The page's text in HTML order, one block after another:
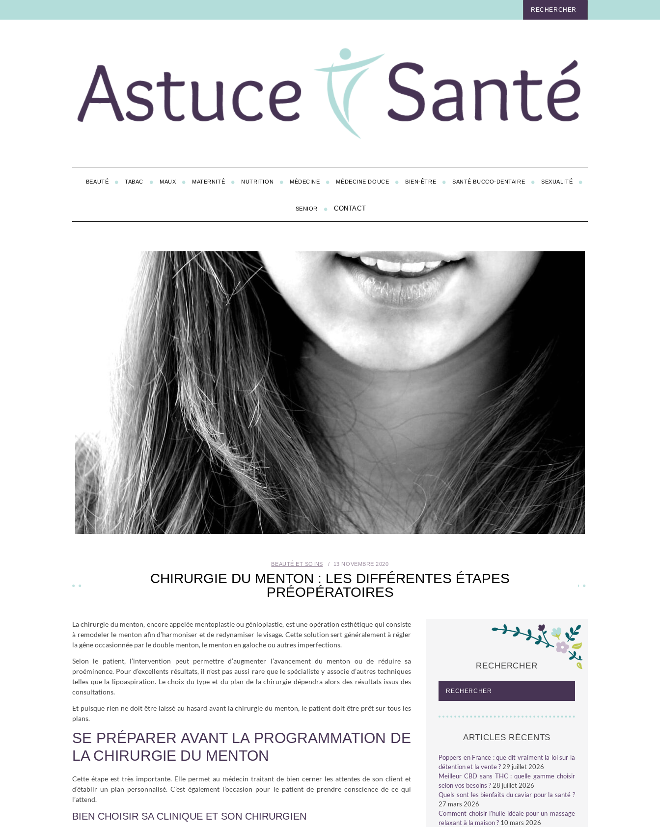
BEAUTÉ TABAC MAUX MATERNITÉ NUTRITION MÉDECINE MÉDECINE DOUCE BIEN-ÊTRE SANTÉ BUCCO-DENTAIRE SEXUALITÉ
SENIOR CONTACT
BEAUTÉ ET SOINS 13 NOVEMBRE 2020
CHIRURGIE DU MENTON : LES DIFFÉRENTES ÉTAPES
PRÉOPÉRATOIRES
La chirurgie du menton, encore appelée mentoplastie ou génioplastie, est une opération esthétique qui consiste
à remodeler le menton afin d’harmoniser et de redynamiser le visage. Cette solution sert généralement à régler
la gêne occasionnée par le double menton, le menton en galoche ou autres imperfections.
Selon le patient, l’intervention peut permettre d’augmenter l’avancement du menton ou de réduire sa
proéminence. Pour d’excellents résultats, il n’est pas aussi rare que le spécialiste y associe d’autres techniques
telles que la lipoaspiration. Le choix du type et du plan de la chirurgie dépendra alors des résultats issus des
consultations.
Et puisque rien ne doit être laissé au hasard avant la chirurgie du menton, le patient doit être prêt sur tous les
plans.
SE PRÉPARER AVANT LA PROGRAMMATION DE
LA CHIRURGIE DU MENTON
Cette étape est très importante. Elle permet au médecin traitant de bien cerner les attentes de son client et
d’établir un plan personnalisé. C’est également l’occasion pour le patient de prendre conscience de ce qui
l’attend.
BIEN CHOISIR SA CLINIQUE ET SON CHIRURGIEN
RECHERCHER
ARTICLES RÉCENTS
Poppers en France : que dit vraiment la loi sur la
détention et la vente ? 29 juillet 2026
Meilleur CBD sans THC : quelle gamme choisir
selon vos besoins ? 28 juillet 2026
Quels sont les bienfaits du caviar pour la santé ?
27 mars 2026
Comment choisir l’huile idéale pour un massage
relaxant à la maison ? 10 mars 2026